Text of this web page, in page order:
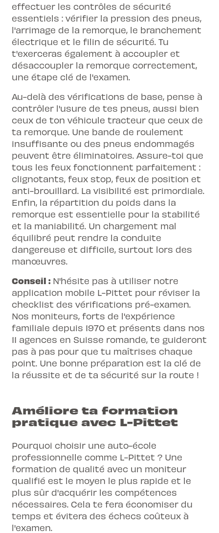
effectuer les contrôles de sécurité
essentiels : vérifier la pression des pneus,
l'arrimage de la remorque, le branchement
électrique et le filin de sécurité. Tu
t'exerceras également à accoupler et
désaccoupler la remorque correctement,
une étape clé de l'examen.
Au-delà des vérifications de base, pense à
contrôler l'usure de tes pneus, aussi bien
ceux de ton véhicule tracteur que ceux de
ta remorque. Une bande de roulement
insuffisante ou des pneus endommagés
peuvent être éliminatoires. Assure-toi que
tous les feux fonctionnent parfaitement :
clignotants, feux stop, feux de position et
anti-brouillard. La visibilité est primordiale.
Enfin, la répartition du poids dans la
remorque est essentielle pour la stabilité
et la maniabilité. Un chargement mal
équilibré peut rendre la conduite
dangereuse et difficile, surtout lors des
manœuvres.
Conseil : N'hésite pas à utiliser notre
application mobile L-Pittet pour réviser la
checklist des vérifications pré-examen.
Nos moniteurs, forts de l'expérience
familiale depuis 1970 et présents dans nos
11 agences en Suisse romande, te guideront
pas à pas pour que tu maîtrises chaque
point. Une bonne préparation est la clé de
la réussite et de ta sécurité sur la route !
Améliore ta formation
pratique avec L-Pittet
Pourquoi choisir une auto-école
professionnelle comme L-Pittet ? Une
formation de qualité avec un moniteur
qualifié est le moyen le plus rapide et le
plus sûr d'acquérir les compétences
nécessaires. Cela te fera économiser du
temps et évitera des échecs coûteux à
l'examen.